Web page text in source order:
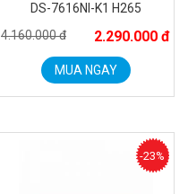
DS-7616NI-K1 H265
4.160.000 đ
2.290.000 đ
MUA NGAY
-23%